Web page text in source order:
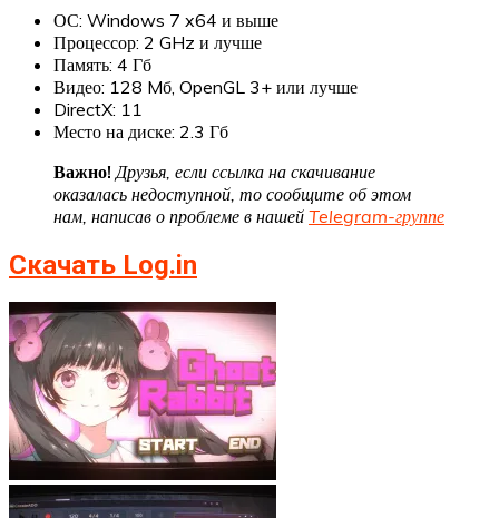
ОС: Windows 7 x64 и выше
Процессор: 2 GHz и лучше
Память: 4 Гб
Видео: 128 Mб, OpenGL 3+ или лучше
DirectX: 11
Место на диске: 2.3 Гб
Важно! Друзья, если ссылка на скачивание
оказалась недоступной, то сообщите об этом
нам, написав о проблеме в нашей Telegram-группе
Скачать Log.in